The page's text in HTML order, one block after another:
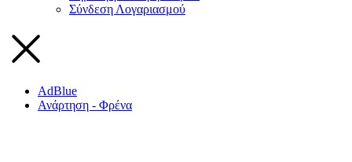
Σύνδεση Λογαριασμού
AdBlue
Ανάρτηση - Φρένα